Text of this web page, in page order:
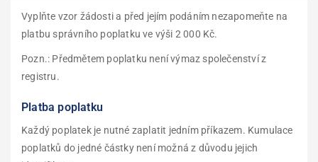
Vyplňte vzor žádosti a před jejím podáním nezapomeňte na
platbu správního poplatku ve výši 2 000 Kč.
Pozn.: Předmětem poplatku není výmaz společenství z
registru.
Platba poplatku
Každý poplatek je nutné zaplatit jedním příkazem. Kumulace
poplatků do jedné částky nenímožná z důvodu jejich